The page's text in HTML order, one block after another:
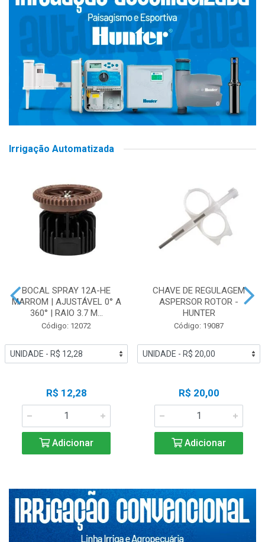
Irrigação Automatizada
BOCAL SPRAY 12A-HE
MARROM | AJUSTÁVEL 0° A
360° | RAIO 3.7 M...
Código: 12072
R$ 12,28
Adicionar
CHAVE DE REGULAGEM
ASPERSOR ROTOR -
HUNTER
Código: 19087
R$ 20,00
Adicionar